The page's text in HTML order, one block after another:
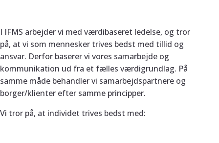
I IFMS arbejder vi med værdibaseret ledelse, og tror
på, at vi som mennesker trives bedst med tillid og
ansvar. Derfor baserer vi vores samarbejde og
kommunikation ud fra et fælles værdigrundlag. På
samme måde behandler vi samarbejdspartnere og
borger/klienter efter samme principper.
Vi tror på, at individet trives bedst med: